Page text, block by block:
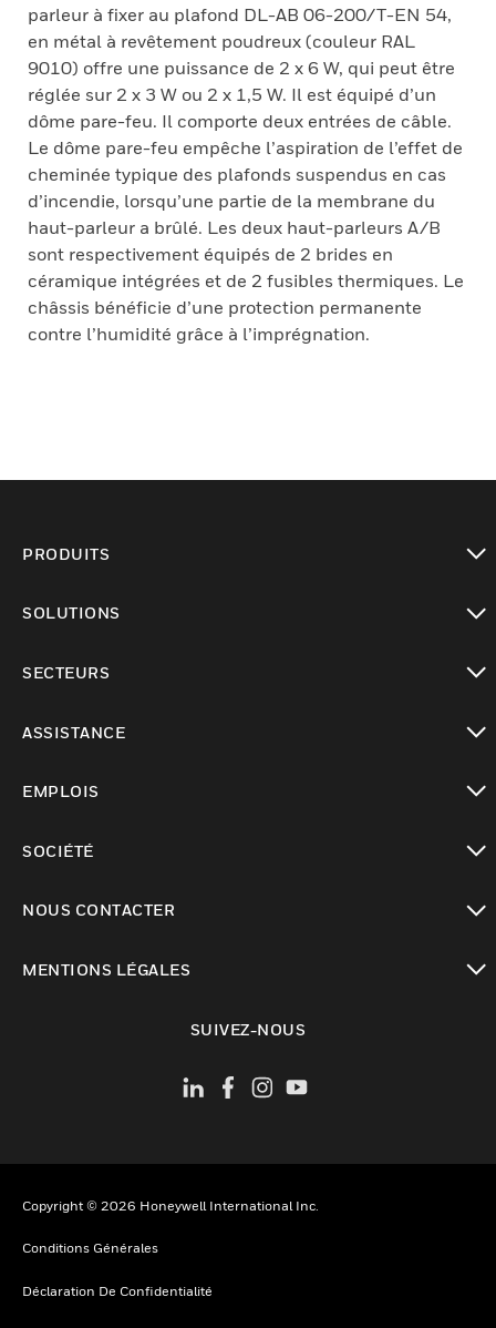
parleur à fixer au plafond DL-AB 06-200/T-EN 54,
en métal à revêtement poudreux (couleur RAL
9010) offre une puissance de 2 x 6 W, qui peut être
réglée sur 2 x 3 W ou 2 x 1,5 W. Il est équipé d’un
dôme pare-feu. Il comporte deux entrées de câble.
Le dôme pare-feu empêche l’aspiration de l’effet de
cheminée typique des plafonds suspendus en cas
d’incendie, lorsqu’une partie de la membrane du
haut-parleur a brûlé. Les deux haut-parleurs A/B
sont respectivement équipés de 2 brides en
céramique intégrées et de 2 fusibles thermiques. Le
châssis bénéficie d’une protection permanente
contre l’humidité grâce à l’imprégnation.
PRODUITS
SOLUTIONS
SECTEURS
ASSISTANCE
EMPLOIS
SOCIÉTÉ
NOUS CONTACTER
MENTIONS LÉGALES
SUIVEZ-NOUS
Copyright © 2026 Honeywell International Inc.
Conditions Générales
Déclaration De Confidentialité